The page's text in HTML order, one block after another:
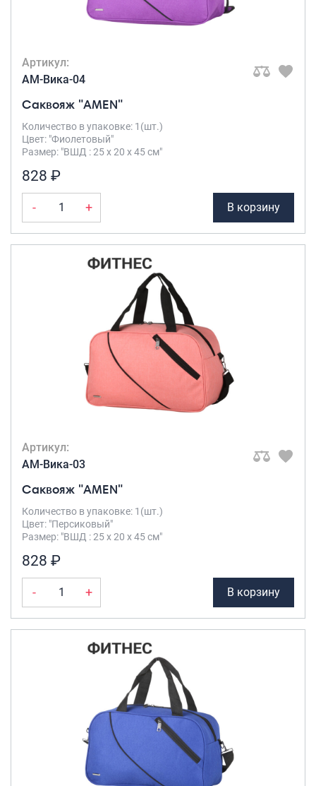
Артикул:
AM-Вика-04
Саквояж "AMEN"
Количество в упаковке: 1(шт.)
Цвет: "Фиолетовый"
Размер: "ВШД : 25 х 20 х 45 см"
828 ₽
- + В корзину
Артикул:
AM-Вика-03
Саквояж "AMEN"
Количество в упаковке: 1(шт.)
Цвет: "Персиковый"
Размер: "ВШД : 25 х 20 х 45 см"
828 ₽
- + В корзину